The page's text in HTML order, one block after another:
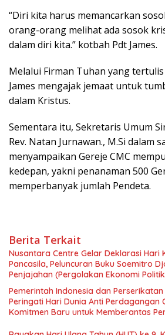
“Diri kita harus memancarkan
orang-orang melihat ada sosok
dalam diri kita.” kotbah Pdt James.
Melalui Firman Tuhan yang tertulis
James mengajak jemaat untuk
dalam Kristus.
Sementara itu, Sekretaris Umum
Rev. Natan Jurnawan., M.Si dalam
menyampaikan Gereje CMC
kedepan, yakni penanaman 500
memperbanyak jumlah Pendeta.
Berita Terkait
Nusantara Centre Gelar Deklarasi Hari
Pancasila, Peluncuran Buku Soemitro
Penjajahan (Pergolakan Ekonomi
Simposium Nasional “Urgensi Undang-
Nasional dan Kesejahteraan Sosial
Menuju Indonesia Emas 2045”,
Pemerintah Indonesia dan
Peringati Hari Dunia Anti Perdagangan
Komitmen Baru untuk Memberantas